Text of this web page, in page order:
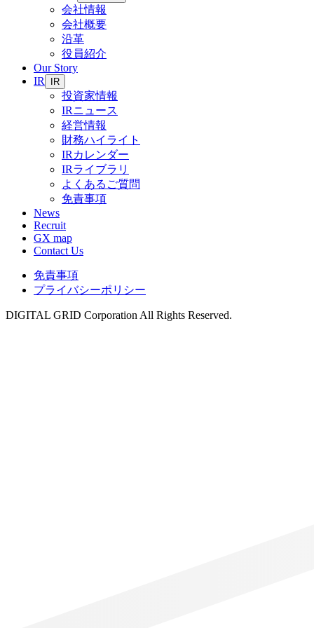
会社情報
会社概要
沿革
役員紹介
Our Story
IR
IR
投資家情報
IRニュース
経営情報
財務ハイライト
IRカレンダー
IRライブラリ
よくあるご質問
免責事項
News
Recruit
GX map
Contact Us
免責事項
プライバシーポリシー
DIGITAL GRID Corporation All Rights Reserved.